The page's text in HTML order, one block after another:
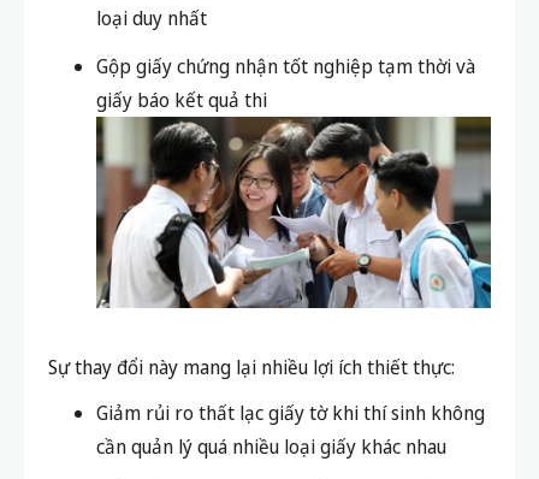
loại duy nhất
Gộp giấy chứng nhận tốt nghiệp tạm thời và
giấy báo kết quả thi
Sự thay đổi này mang lại nhiều lợi ích thiết thực:
Giảm rủi ro thất lạc giấy tờ khi thí sinh không
cần quản lý quá nhiều loại giấy khác nhau